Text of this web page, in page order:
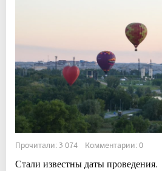
Прочитали: 3 074 Комментарии: 0
Стали известны даты проведения.